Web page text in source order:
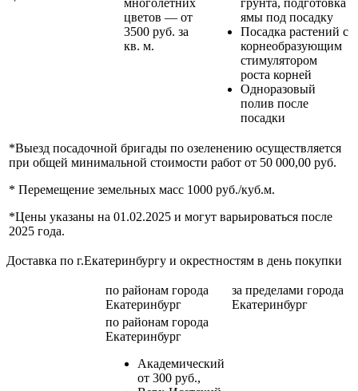
цветов — от
3500 руб. за
кв. м.
ямы под посадку
Посадка растений с
корнеобразующим
стимулятором
роста корней
Одноразовый
полив после
посадки
*Выезд посадочной бригады по озеленению осуществляется
при общей минимальной стоимости работ от 50 000,00 руб.
* Перемещение земельных масс 1000 руб./куб.м.
*Цены указаны на 01.02.2025 и могут варьироваться после
2025 года.
Доставка по г.Екатеринбургу и окрестностям в день покупки
по районам города
Екатеринбург
за пределами города
Екатеринбург
по районам города
Екатеринбург
Академический
от 300 руб.,